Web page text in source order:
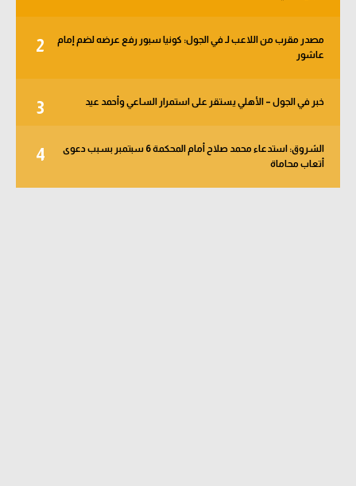
2
مصدر مقرب من اللاعب لـ في الجول: كونيا سبور رفع عرضه لضم إمام
عاشور
3 خبر في الجول – الأهلي يستقر على استمرار الساعي وأحمد عيد
4
الشروق: استدعاء محمد صلاح أمام المحكمة 6 سبتمبر بسبب دعوى
أتعاب محاماة